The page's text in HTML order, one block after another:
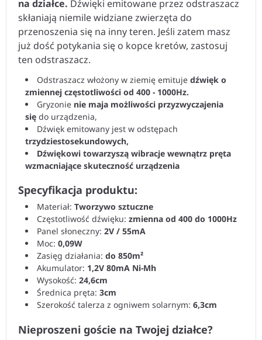
na działce. Dźwięki emitowane przez odstraszacz
skłaniają niemile widziane zwierzęta do
przenoszenia się na inny teren. Jeśli zatem masz
już dość potykania się o kopce kretów, zastosuj
ten odstraszacz.
Odstraszacz włożony w ziemię emituje dźwięk o
zmiennej częstotliwości od 400 - 1000Hz.
Gryzonie nie maja możliwości przyzwyczajenia
się do urządzenia,
Dźwięk emitowany jest w odstępach
trzydziestosekundowych,
Dźwiękowi towarzyszą wibracje wewnątrz pręta
wzmacniające skuteczność urządzenia
Specyfikacja produktu:
Materiał: Tworzywo sztuczne
Częstotliwość dźwięku: zmienna od 400 do 1000Hz
Panel słoneczny: 2V / 55mA
Moc: 0,09W
Zasięg działania: do 850m²
Akumulator: 1,2V 80mA Ni-Mh
Wysokość: 24,6cm
Średnica pręta: 3cm
Szerokość talerza z ogniwem solarnym: 6,3cm
Nieproszeni goście na Twojej działce?